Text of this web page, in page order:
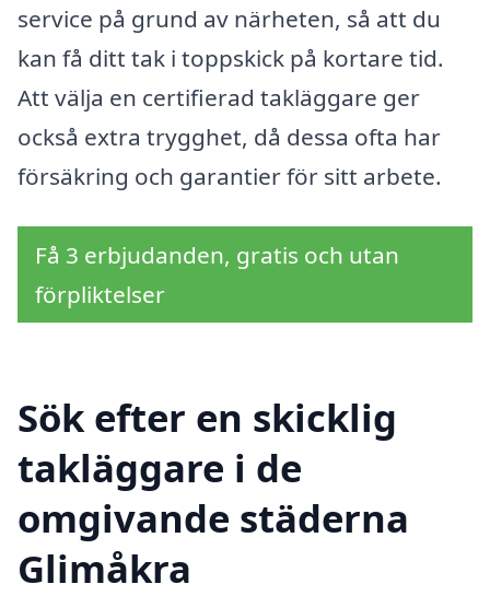
service på grund av närheten, så att du
kan få ditt tak i toppskick på kortare tid.
Att välja en certifierad takläggare ger
också extra trygghet, då dessa ofta har
försäkring och garantier för sitt arbete.
Få 3 erbjudanden, gratis och utan
förpliktelser
Sök efter en skicklig
takläggare i de
omgivande städerna
Glimåkra